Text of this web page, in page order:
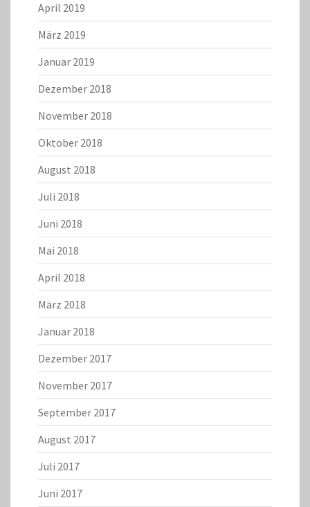
April 2019
März 2019
Januar 2019
Dezember 2018
November 2018
Oktober 2018
August 2018
Juli 2018
Juni 2018
Mai 2018
April 2018
März 2018
Januar 2018
Dezember 2017
November 2017
September 2017
August 2017
Juli 2017
Juni 2017